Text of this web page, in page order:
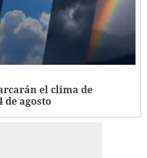
el clima de
de agosto